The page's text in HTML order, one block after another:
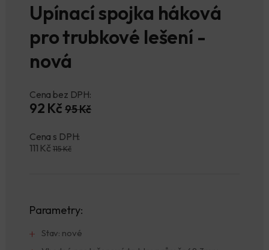
Upínací spojka háková
pro trubkové lešení -
nová
Cena bez DPH:
92 Kč 95 Kč
Cena s DPH:
111 Kč 115 Kč
Parametry:
Stav: nové